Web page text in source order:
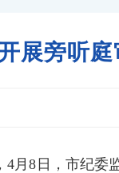
展旁听庭
月8日，市纪委